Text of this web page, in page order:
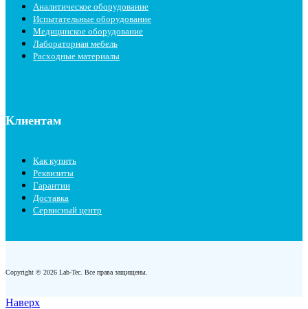
Аналитическое оборудование
Испытательные оборудование
Медицинское оборудование
Лабораторная мебель
Расходные материалы
Клиентам
Как купить
Реквизиты
Гарантии
Доставка
Сервисный центр
Copyright © 2026 Lab-Tec. Все права защищены.
Наверх